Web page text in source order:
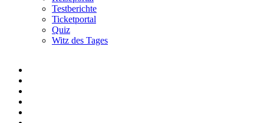
Testberichte
Ticketportal
Quiz
Witz des Tages